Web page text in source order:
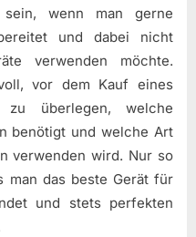
sein, wenn man gerne
und dabei nicht
verwenden möchte.
vor dem Kauf eines
zu überlegen, welche
benötigt und welche Art
verwenden wird. Nur so
man das beste Gerät für
und stets perfekten